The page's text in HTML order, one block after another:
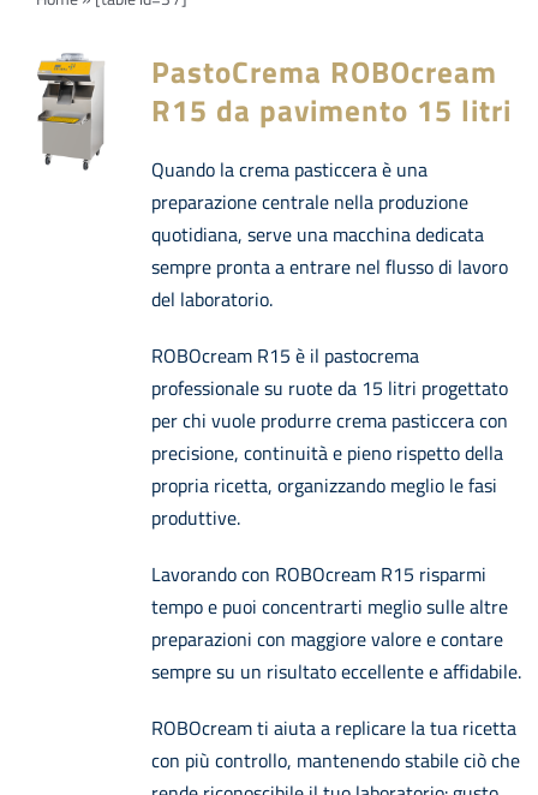
PRODOTTI
Azienda
Contatti
PastoCrema ROBOcream
R15 da pavimento 15 litri
Quando la crema pasticcera è una
preparazione centrale nella produzione
quotidiana, serve una macchina dedicata
sempre pronta a entrare nel flusso di lavoro
del laboratorio.
ROBOcream R15 è il pastocrema
professionale su ruote da 15 litri progettato
per chi vuole produrre crema pasticcera con
precisione, continuità e pieno rispetto della
propria ricetta, organizzando meglio le fasi
produttive.
Lavorando con ROBOcream R15 risparmi
tempo e puoi concentrarti meglio sulle altre
preparazioni con maggiore valore e contare
sempre su un risultato eccellente e affidabile.
ROBOcream ti aiuta a replicare la tua ricetta
con più controllo, mantenendo stabile ciò che